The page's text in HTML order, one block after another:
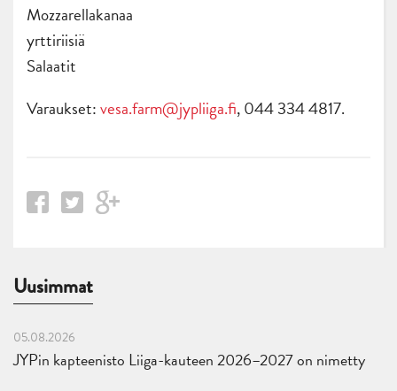
Mozzarellakanaa
yrttiriisiä
Salaatit
Varaukset:vesa.farm@jypliiga.fi, 044 334 4817.
Uusimmat
05.08.2026
JYPin kapteenisto Liiga-kauteen 2026–2027 on nimetty